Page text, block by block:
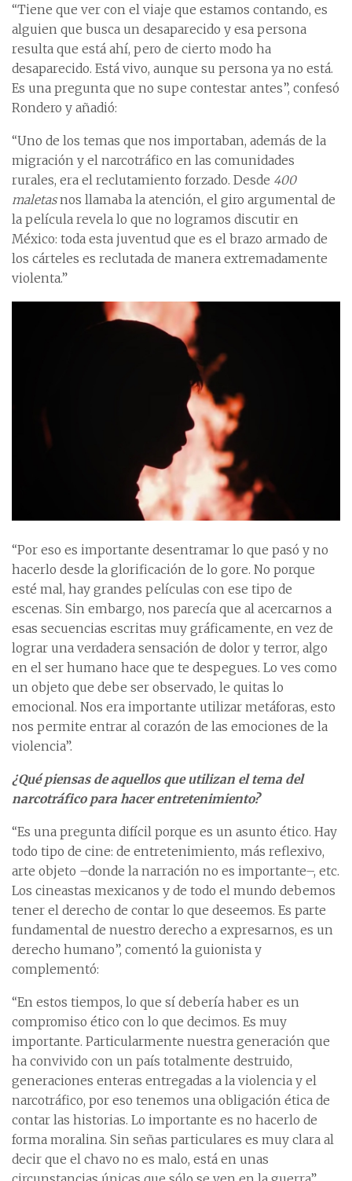
“Tiene que ver con el viaje que estamos contando, es
alguien que busca un desaparecido y esa persona
resulta que está ahí, pero de cierto modo ha
desaparecido. Está vivo, aunque su persona ya no está.
Es una pregunta que no supe contestar antes”, confesó
Rondero y añadió:
“Uno de los temas que nos importaban, además de la
migración y el narcotráfico en las comunidades
rurales, era el reclutamiento forzado. Desde 400
maletasnos llamaba la atención, el giro argumental de
la película revela lo que no logramos discutir en
México: toda esta juventud que es el brazo armado de
los cárteles es reclutada de manera extremadamente
violenta.”
“Por eso es importante desentramar lo que pasó y no
hacerlo desde la glorificación de lo gore. No porque
esté mal, hay grandes películas con ese tipo de
escenas. Sin embargo, nos parecía que al acercarnos a
esas secuencias escritas muy gráficamente, en vez de
lograr una verdadera sensación de dolor y terror, algo
en el ser humano hace que te despegues. Lo ves como
un objeto que debe ser observado, le quitas lo
emocional. Nos era importante utilizar metáforas, esto
nos permite entrar al corazón de las emociones de la
violencia”.
¿Qué piensas de aquellos que utilizan el tema del
narcotráfico para hacer entretenimiento?
“Es una pregunta difícil porque es un asunto ético. Hay
todo tipo de cine: de entretenimiento, más reflexivo,
arte objeto –donde la narración no es importante–, etc.
Los cineastas mexicanos y de todo el mundo debemos
tener el derecho de contar lo que deseemos. Es parte
fundamental de nuestro derecho a expresarnos, es un
derecho humano”, comentó la guionista y
complementó:
“En estos tiempos, lo que sí debería haber es un
compromiso ético con lo que decimos. Es muy
importante. Particularmente nuestra generación que
ha convivido con un país totalmente destruido,
generaciones enteras entregadas a la violencia y el
narcotráfico, por eso tenemos una obligación ética de
contar las historias. Lo importante es no hacerlo de
forma moralina. Sin señas particulares es muy clara al
decir que el chavo no es malo, está en unas